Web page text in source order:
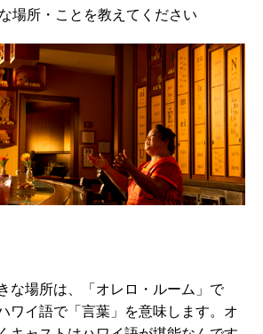
場所・ことを教えてください
な場所は、「オレロ・ルーム」で
ワイ語で「言葉」を意味します。オ